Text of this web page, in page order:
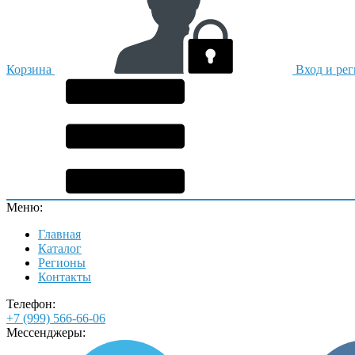
Корзина Вход и
Меню:
Главная
Каталог
Регионы
Контакты
Телефон:
+7 (999) 566-66-06
Мессенджеры: